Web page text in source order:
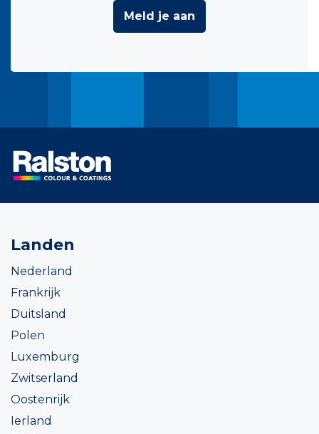
Meld je aan
Landen
Nederland
Frankrijk
Duitsland
Polen
Luxemburg
Zwitserland
Oostenrijk
Ierland